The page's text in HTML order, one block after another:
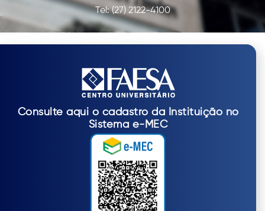
Tel: (27) 2122-4100
SAIBA MAIS
Consulte aqui o cadastro da Instituição no
Sistema e-MEC